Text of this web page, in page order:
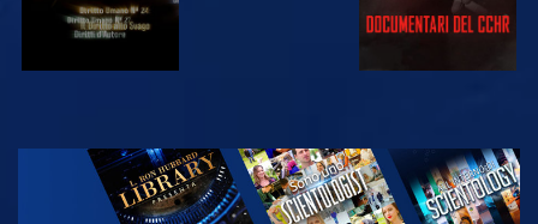
GUARDA
ESPLORA LE
SERIE